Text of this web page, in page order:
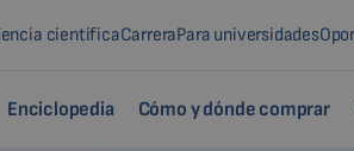
científicaCarreraPara universidades
Enciclopedia Cómo y dónde comprar